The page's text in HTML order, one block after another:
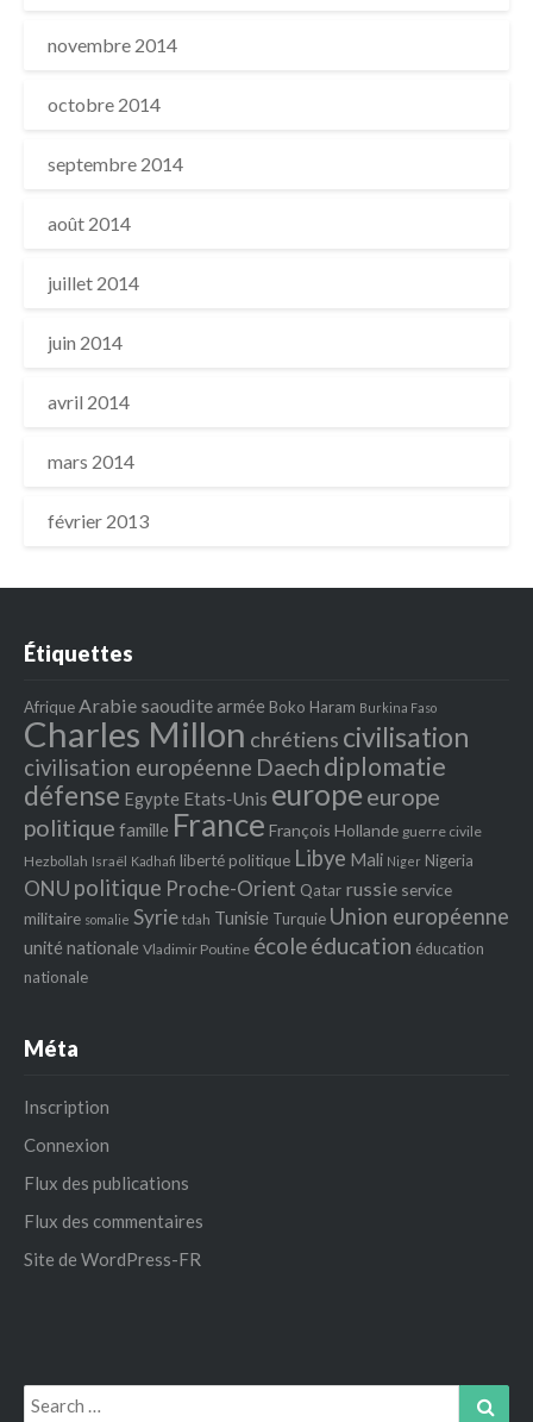
novembre 2014
octobre 2014
septembre 2014
août 2014
juillet 2014
juin 2014
avril 2014
mars 2014
février 2013
Étiquettes
AfriqueArabie saoudite armée Boko Haram Burkina Faso
Charles Millon chrétiens civilisation
civilisation européenne Daech diplomatie
défense Egypte Etats‐Unis europeeurope
politique famille France François Hollande guerre civile
Hezbollah Israël Kadhafi liberté politique Libye Mali Niger Nigeria
ONU politique Proche-Orient Qatar russie service
militaire somalie Syrie tdah Tunisie Turquie Union européenne
unité nationale Vladimir Poutine écoleéducation éducation
nationale
Méta
Inscription
Connexion
Flux des publications
Flux des commentaires
Site de WordPress-FR
Search